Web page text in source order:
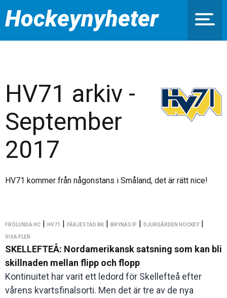
Hockeynyheter
HV71 arkiv -
September
2017
HV71 kommer från någonstans i Småland, det är rätt nice!
FRÖLUNDA HC | HV71 | FÄRJESTAD BK | BRYNÄS IF | DJURGÅRDEN HOCKEY |
VISA FLER
SKELLEFTEÅ: Nordamerikansk satsning som kan bli
skillnaden mellan flipp och flopp
Kontinuitet har varit ett ledord för Skellefteå efter
vårens kvartsfinalsorti. Men det är tre av de nya